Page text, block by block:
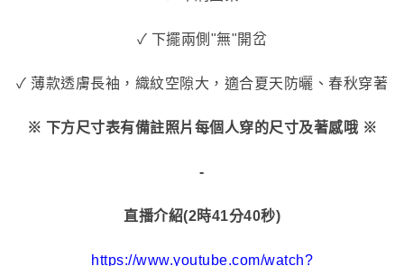
✓ 下擺兩側"無"開岔
✓ 薄款透膚長袖，織紋空隙大，適合夏天防曬、春秋穿著
※ 下方尺寸表有備註照片每個人穿的尺寸及著感哦 ※
-
直播介紹(2時41分40秒)
https://www.youtube.com/watch?